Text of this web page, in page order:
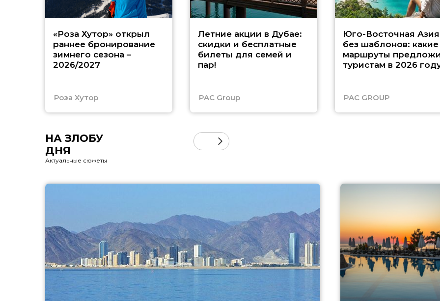
«Роза Хутор» открыл
раннее бронирование
зимнего сезона –
2026/2027
Роза Хутор
Летние акции в Дубае:
скидки и бесплатные
билеты для семей и
пар!
PAC Group
Юго-Восточная Азия
без шаблонов: какие
маршруты
туристам в 2026
PAC GROUP
НА ЗЛОБУ
ДНЯ
Актуальные сюжеты